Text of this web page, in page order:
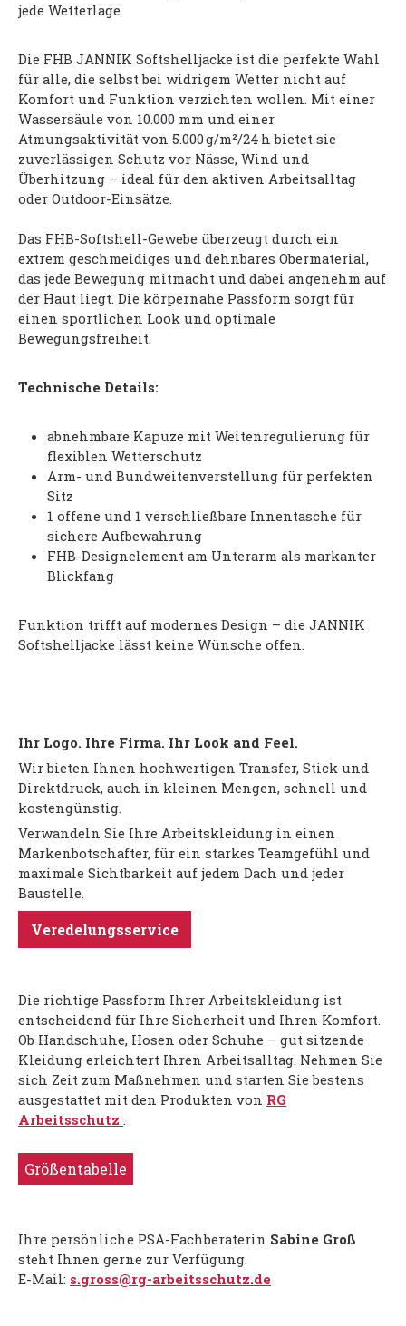
jede Wetterlage
Die FHB JANNIK Softshelljacke ist die perfekte Wahl
für alle, die selbst bei widrigem Wetter nicht auf
Komfort und Funktion verzichten wollen. Mit einer
Wassersäule von 10.000 mm und einer
Atmungsaktivität von 5.000 g/m²/24 h bietet sie
zuverlässigen Schutz vor Nässe, Wind und
Überhitzung – ideal für den aktiven Arbeitsalltag
oder Outdoor-Einsätze.
Das FHB-Softshell-Gewebe überzeugt durch ein
extrem geschmeidiges und dehnbares Obermaterial,
das jede Bewegung mitmacht und dabei angenehm auf
der Haut liegt. Die körpernahe Passform sorgt für
einen sportlichen Look und optimale
Bewegungsfreiheit.
Technische Details:
abnehmbare Kapuze mit Weitenregulierung für
flexiblen Wetterschutz
Arm- und Bundweitenverstellung für perfekten
Sitz
1 offene und 1 verschließbare Innentasche für
sichere Aufbewahrung
FHB-Designelement am Unterarm als markanter
Blickfang
Funktion trifft auf modernes Design – die JANNIK
Softshelljacke lässt keine Wünsche offen.
Ihr Logo. Ihre Firma. Ihr Look and Feel.
Wir bieten Ihnen hochwertigen Transfer, Stick und
Direktdruck, auch in kleinen Mengen, schnell und
kostengünstig.
Verwandeln Sie Ihre Arbeitskleidung in einen
Markenbotschafter, für ein starkes Teamgefühl und
maximale Sichtbarkeit auf jedem Dach und jeder
Baustelle.
Veredelungsservice
Die richtige Passform Ihrer Arbeitskleidung ist
entscheidend für Ihre Sicherheit und Ihren Komfort.
Ob Handschuhe, Hosen oder Schuhe – gut sitzende
Kleidung erleichtert Ihren Arbeitsalltag. Nehmen Sie
sich Zeit zum Maßnehmen und starten Sie bestens
ausgestattet mit den Produkten von RG
Arbeitsschutz .
Größentabelle
Ihre persönliche PSA-Fachberaterin Sabine Groß
steht Ihnen gerne zur Verfügung.
E-Mail: s.gross@rg-arbeitsschutz.de